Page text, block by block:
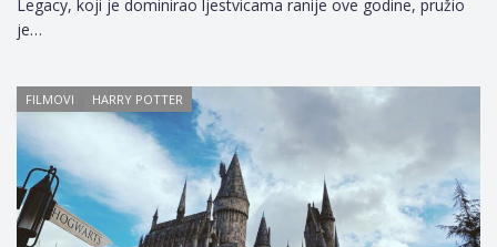
Legacy, koji je dominirao ljestvicama ranije ove godine, pružio
je…
FILMOVI HARRY POTTER